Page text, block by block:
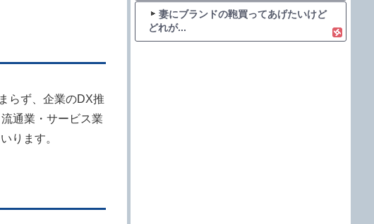
らず、企業のDX推
通業・サービス業
ります。
妻にブランドの鞄買ってあげたいけど
どれが...